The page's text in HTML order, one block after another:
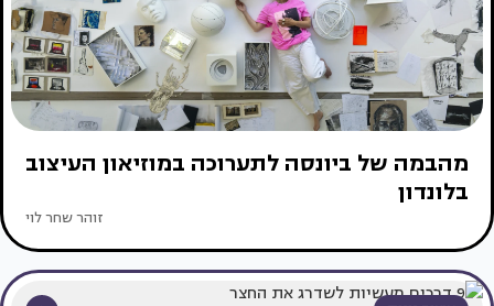
מהבמה של ביונסה לתערוכה במוזיאון העיצוב
בלונדון
זוהר שחר לוי